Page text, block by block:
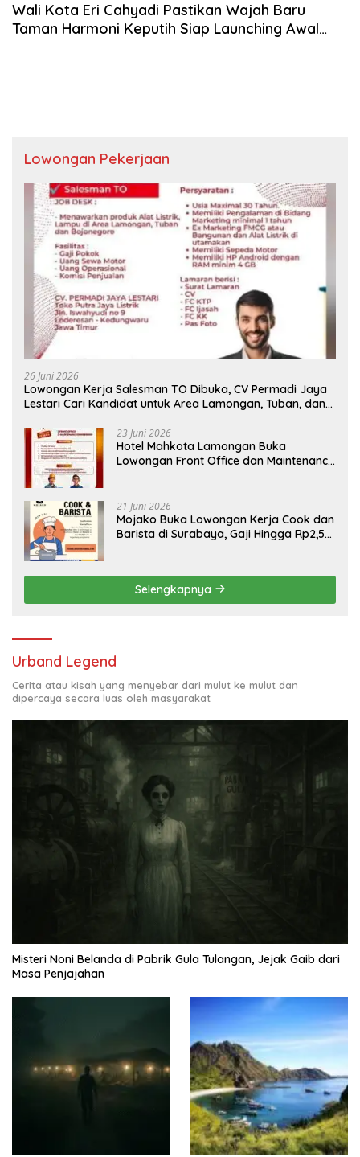
Wali Kota Eri Cahyadi Pastikan Wajah Baru
Taman Harmoni Keputih Siap Launching Awal
Lowongan Pekerjaan
26 Juni 2026
Lowongan Kerja Salesman TO Dibuka, CV Permadi Jaya
Lestari Cari Kandidat untuk Area Lamongan, Tuban, dan
23 Juni 2026
Hotel Mahkota Lamongan Buka
Lowongan Front Office dan Maintenance
21 Juni 2026
Mojako Buka Lowongan Kerja Cook dan
Barista di Surabaya, Gaji Hingga Rp2,5
Selengkapnya
Urband Legend
Cerita atau kisah yang menyebar dari mulut ke mulut dan
dipercaya secara luas oleh masyarakat
Misteri Noni Belanda di Pabrik Gula Tulangan, Jejak Gaib dari
Masa Penjajahan